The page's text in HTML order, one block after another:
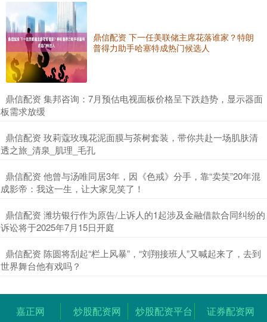
鼎信配资 下一任美联储主席花落谁家？特朗
普得力助手哈塞特成热门候选人
​鼎信配资 集邦咨询：7月预估电视面板价格呈下跌趋势，显示器面
板需求放缓
​鼎信配资 玫莉蔻玫瑰花泥面膜与茶树套装，带你共赴一场肌肤清
透之旅_清泉_肌理_毛孔
​鼎信配资 他曾与汤唯同居3年，因《色戒》分手，靠“卖笑”20年混
成影帝：我这一生，让大家见笑了！
​鼎信配资 潍坊银行作为原告/上诉人的1起涉及金融借款合同纠纷的
诉讼将于2025年7月15日开庭
​鼎信配资 陈圆将刮起“栏上风暴”，“刘翔接班人”又喊起来了，去到
世界舞台他有戏吗？
嘉正网 炒股配资网 炒股配资平台 证券配资网